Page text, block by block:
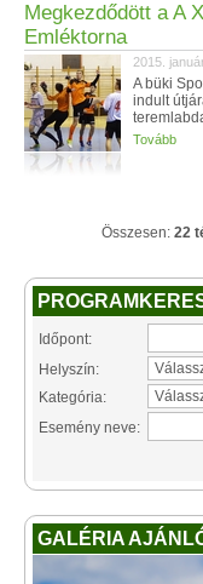
Megkezdődött a A
Emléktorna
2015.
A büki
indult
Tovább
Összesen: 22
Időpont:
Helyszín:
Kategória:
Esemény neve:
GALÉRIA